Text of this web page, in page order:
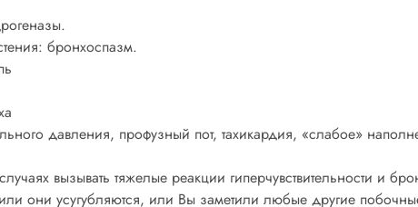
бронхоспазм.
давления, профузный пот, тахикардия, «слабое»
вызывать тяжелые реакции гиперчувствительности и
они усугубляются, или Вы заметили любые другие